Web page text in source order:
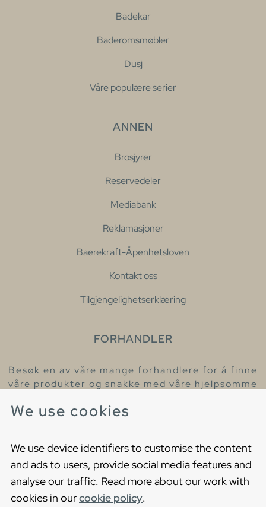
We use cookies
We use device identifiers to customise the content
and ads to users, provide social media features and
analyse our traffic. Read more about our work with
cookies in ourcookie policy.
Badekar
Baderomsmøbler
Dusj
Våre populære serier
ANNEN
Brosjyrer
Reservedeler
Mediabank
Reklamasjoner
Baerekraft-Åpenhetsloven
Kontakt oss
Tilgjengelighetserklæring
FORHANDLER
Besøk en av våre mange forhandlere for å finne
våre produkter og snakke med våre hjelpsomme